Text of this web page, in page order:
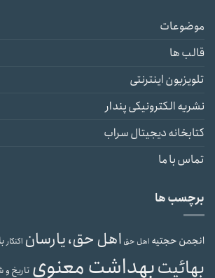
موضوعات
قالب ها
تلویزیون اینترنتی
نشریه الکترونیکی پندار
کتابخانه دیجیتال سراب
تماس با ما
برچسب ها
انجمن حجتیه اهل حق اهل حق، یارسان اکنکار
بهائیتبهداشت معنوی تاریخ